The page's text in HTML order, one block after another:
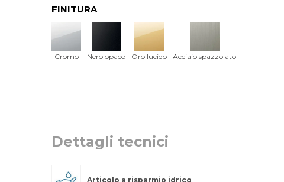
FINITURA
Cromo Nero opaco Oro lucido Acciaio spazzolato
Dettagli tecnici
Articolo a risparmio idrico